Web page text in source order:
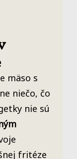
mäso s
niečo, čo
nie sú
fritéze